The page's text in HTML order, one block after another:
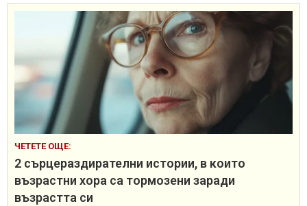
ЧЕТЕТЕ ОЩЕ:
2 сърцераздирателни истории, в които
възрастни хора са тормозени заради
възрастта си